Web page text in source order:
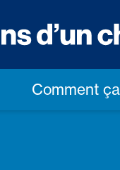
Comment